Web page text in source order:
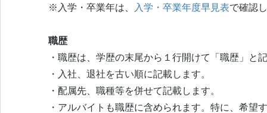
※入学・卒業年は、
入学・卒業年度早見表で確認
職歴
・職歴は、学歴の末尾から１行開けて「職歴」と
・入社、退社を古い順に記載します。
・配属先、職種等を併せて記載します。
・アルバイトも職歴に含められます。特に、希望